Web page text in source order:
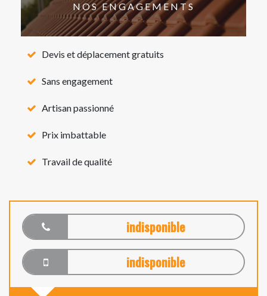
NOS ENGAGEMENTS
Devis et déplacement gratuits
Sans engagement
Artisan passionné
Prix imbattable
Travail de qualité
indisponible
indisponible